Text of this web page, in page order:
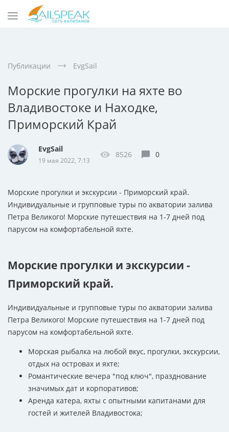
Публикации EvgSail
Морские прогулки на яхте во
Владивостоке и Находке,
Приморский Край
EvgSail
19 мая 2022, 7:13
8526 0
Морские прогулки и экскурсии - Приморский край.
Индивидуальные и групповые туры по акватории залива
Петра Великого! Морские путешествия на 1-7 дней под
парусом на комфортабельной яхте.
Морские прогулки и экскурсии -
Приморский край.
Индивидуальные и групповые туры по акватории залива
Петра Великого! Морские путешествия на 1-7 дней под
парусом на комфортабельной яхте.
Морская рыбалка на любой вкус, прогулки, экскурсии,
отдых на островах и яхте;
Романтические вечера "под ключ", празднование
значимых дат и корпоративов;
Аренда катера, яхты с опытными капитанами для
гостей и жителей Владивостока;